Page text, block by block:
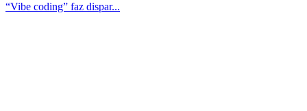
“Vibe coding” faz dispar...